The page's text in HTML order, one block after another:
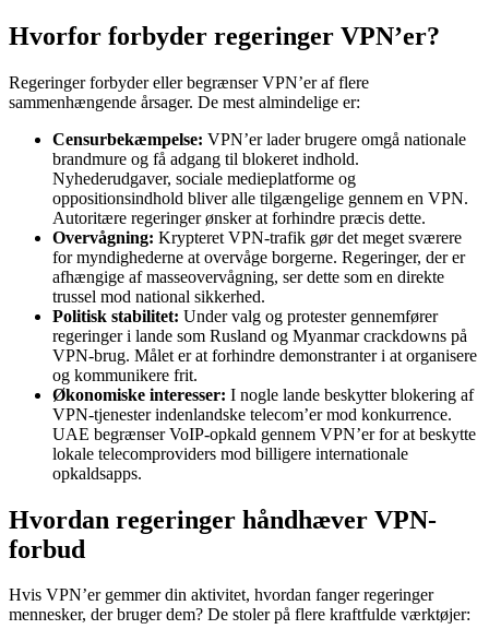
Hvorfor forbyder regeringer VPN’er?
Regeringer forbyder eller begrænser VPN’er af flere
sammenhængende årsager. De mest almindelige er:
Censurbekæmpelse: VPN’er lader brugere omgå nationale
brandmure og få adgang til blokeret indhold.
Nyhederudgaver, sociale medieplatforme og
oppositionsindhold bliver alle tilgængelige gennem en VPN.
Autoritære regeringer ønsker at forhindre præcis dette.
Overvågning: Krypteret VPN-trafik gør det meget sværere
for myndighederne at overvåge borgerne. Regeringer, der er
afhængige af masseovervågning, ser dette som en direkte
trussel mod national sikkerhed.
Politisk stabilitet: Under valg og protester gennemfører
regeringer i lande som Rusland og Myanmar crackdowns på
VPN-brug. Målet er at forhindre demonstranter i at organisere
og kommunikere frit.
Økonomiske interesser: I nogle lande beskytter blokering af
VPN-tjenester indenlandske telecom’er mod konkurrence.
UAE begrænser VoIP-opkald gennem VPN’er for at beskytte
lokale telecomproviders mod billigere internationale
opkaldsapps.
Hvordan regeringer håndhæver VPN-
forbud
Hvis VPN’er gemmer din aktivitet, hvordan fanger regeringer
mennesker, der bruger dem? De stoler på flere kraftfulde værktøjer: